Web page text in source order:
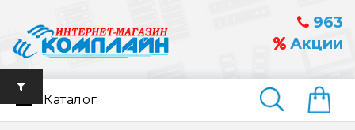
963
Акции
Найти
Каталог